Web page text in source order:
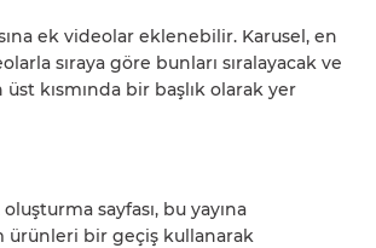
ek videolar eklenebilir. Karusel, en
sıraya göre bunları sıralayacak ve
üst kısmında bir başlık olarak yer
sayfası, bu yayına
bir geçiş kullanarak